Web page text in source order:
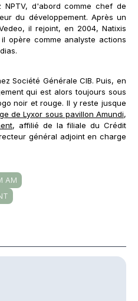
d'abord comme chef de
du développement. Après un
il rejoint, en 2004, Natixis
opère comme analyste actions
Société Générale CIB. Puis, en
qui est alors toujours sous
noir et rouge. Il y reste jusque
de Lyxor sous pavillon Amundi,
, affilié de la filiale du Crédit
général adjoint en charge
AM